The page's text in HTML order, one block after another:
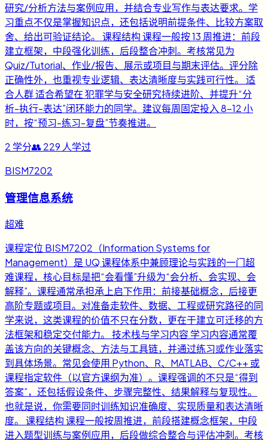
研究/分析方法与案例应用，并结合专业写作与表达要求。学
习重点不仅是掌握知识点，还包括说明前提条件、比较方案取
舍、给出可验证结论。 课程结构 课程一般按 13 周推进：前段
建立框架，中段强化训练，后段整合冲刺。考核常见为
Quiz/Tutorial、作业/报告、展示或项目与期末评估。评分除
正确性外，也重视专业逻辑、表达清晰度与实践可行性。 适
合人群 适合希望在 犯罪学与安全研究持续进阶、并提升“分
析-执行-表达”闭环能力的同学。建议每周固定投入 8-12 小
时，按“预习-练习-复盘”节奏推进。
2 学分👥 229 人学过
BISM7202
管理信息系统
超难
课程定位 BISM7202（Information Systems for
Management）是 UQ 课程体系中兼顾理论与实践的一门超
难课程，核心目标是把“会看懂”升级为“会分析、会实现、会
解释”。课程通常承担承上启下作用：前接基础概念，后接更
高阶专题或项目。对准备走软件、数据、工程或研究路径的同
学来说，这类课程的价值不只在分数，更在于建立可迁移的方
法框架和稳定交付能力。 技术栈与学习内容 学习内容通常覆
盖该方向的关键概念、方法与工具链，并通过练习或作业落实
到具体场景。常见会使用 Python、R、MATLAB、C/C++ 或
课程指定软件（以官方课纲为准）。课程强调的不只是“得到
答案”，还包括假设条件、步骤完整性、结果解释与复现性。
也就是说，你需要同时训练知识准确度、实现质量和表达清晰
度。 课程结构 课程一般按周推进，前段搭建概念框架，中段
进入题型训练与案例应用，后段做综合整合与评估冲刺。考核